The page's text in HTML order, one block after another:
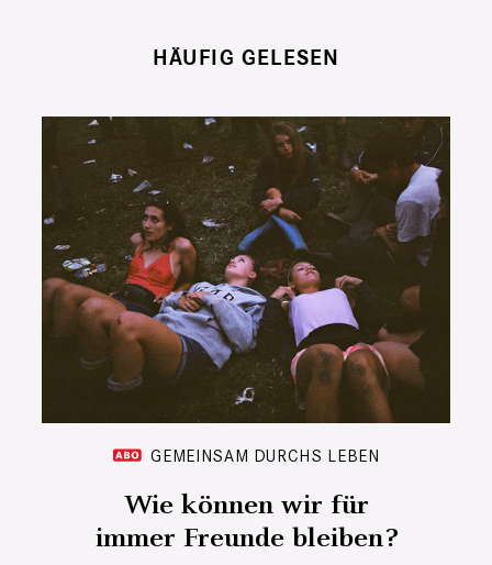
HÄUFIG GELESEN
GEMEINSAM DURCHS LEBEN
Wie können wir für
immer Freunde bleiben?